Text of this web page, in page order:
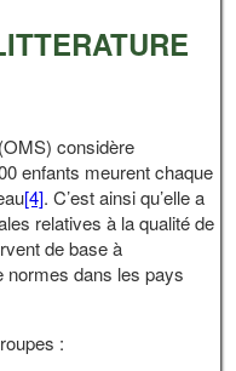
considère
enfants meurent chaque
[4]. C’est ainsi qu’elle a
relatives à la qualité de
de base à
normes dans les pays
: